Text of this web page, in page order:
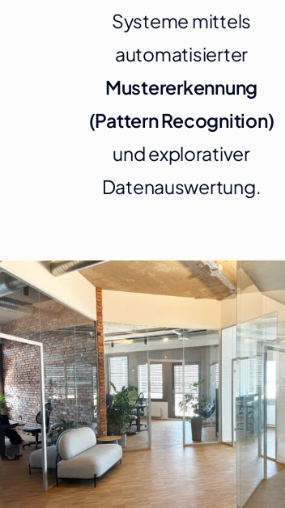
Systeme mittels
automatisierter
Mustererkennung
(Pattern Recognition)
und explorativer
Datenauswertung.